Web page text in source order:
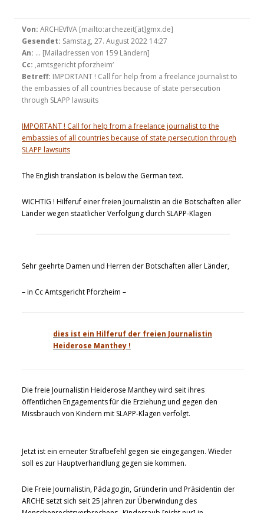
Von: ARCHEVIVA [mailto:archezeit[ät]gmx.de]
Gesendet: Samstag, 27. August 2022 14:27
An: … [Mailadressen von 159 Ländern]
Cc: ‚amtsgericht pforzheim‘
Betreff: IMPORTANT ! Call for help from a freelance journalist to
the embassies of all countries because of state persecution
through SLAPP lawsuits
IMPORTANT ! Call for help from a freelance journalist to the
embassies of all countries because of state persecution through
SLAPP lawsuits
The English translation is below the German text.
WICHTIG ! Hilferuf einer freien Journalistin an die Botschaften aller
Länder wegen staatlicher Verfolgung durch SLAPP-Klagen
Sehr geehrte Damen und Herren der Botschaften aller Länder,
– in Cc Amtsgericht Pforzheim –
dies ist ein Hilferuf der freien Journalistin
Heiderose Manthey !
Die freie Journalistin Heiderose Manthey wird seit ihres
öffentlichen Engagements für die Erziehung und gegen den
Missbrauch von Kindern mit SLAPP-Klagen verfolgt.
Jetzt ist ein erneuter Strafbefehl gegen sie eingegangen. Wieder
soll es zur Hauptverhandlung gegen sie kommen.
Die Freie Journalistin, Pädagogin, Gründerin und Präsidentin der
ARCHE setzt sich seit 25 Jahren zur Überwindung des